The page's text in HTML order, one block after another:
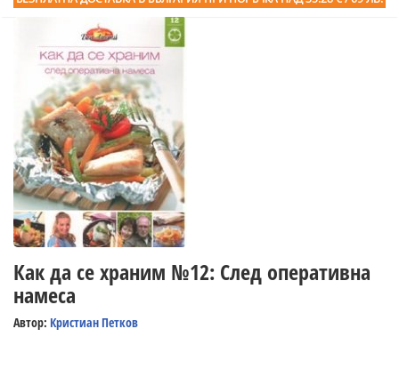
Как да се храним №12: След оперативна
намеса
Автор: Кристиан Петков